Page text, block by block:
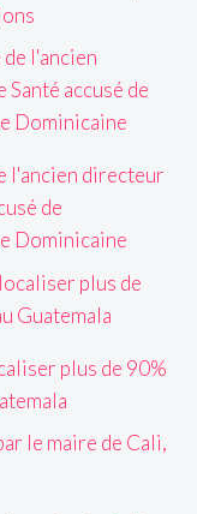
l'ancien directeur
de
Dominicaine
plus de 90%